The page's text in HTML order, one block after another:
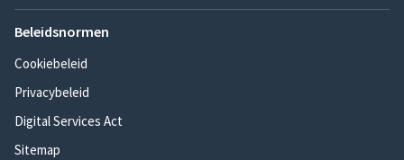
Beleidsnormen
Cookiebeleid
Privacybeleid
Digital Services Act
Sitemap